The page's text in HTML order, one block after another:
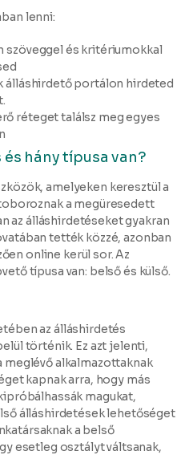
lenni:
szöveggel és kritériumokkal
álláshirdető portálon hirdeted
réteget találsz meg egyes
és hány típusa van?
amelyeken keresztül a
a megüresedett
az álláshirdetéseket gyakran
tették közzé, azonban
online kerül sor. Az
típusa van: belső és külső.
az álláshirdetés
történik. Ez azt jelenti,
meglévő alkalmazottaknak
kapnak arra, hogy más
magukat,
álláshirdetések lehetőséget
a belső
esetleg osztályt váltsanak,